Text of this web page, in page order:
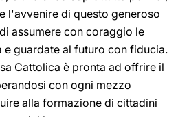
l'avvenire di questo generoso
assumere con coraggio le
guardate al futuro con fiducia.
Cattolica è pronta ad offrire il
con ogni mezzo
alla formazione di cittadini